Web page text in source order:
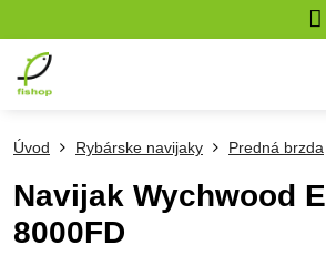
Úvod Rybárske navijaky Predná brzda
Navijak Wychwood
8000FD